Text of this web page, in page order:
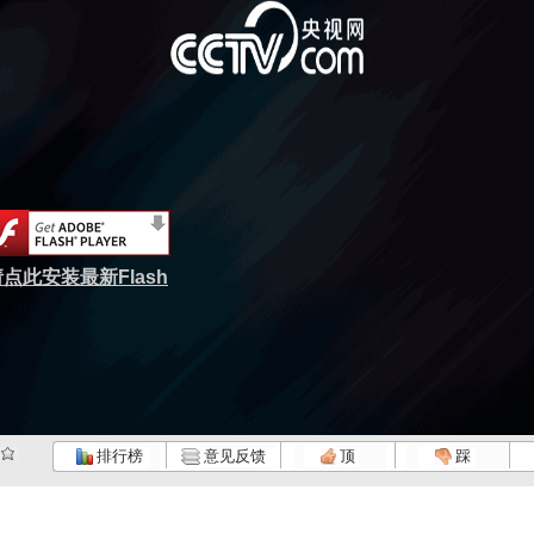
点此安装最新Flash
排行榜 意见反馈 顶 踩